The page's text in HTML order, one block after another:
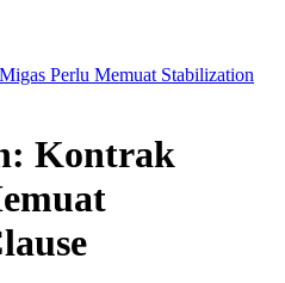
Perlu Memuat Stabilization
Kontrak